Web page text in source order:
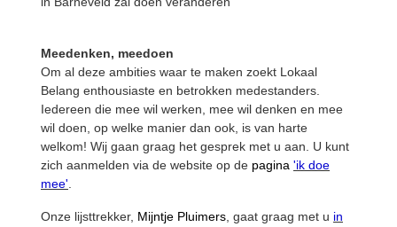
Meedenken, meedoen
Om al deze ambities waar te maken zoekt Lokaal
Belang enthousiaste en betrokken medestanders.
Iedereen die mee wil werken, mee wil denken en mee
wil doen, op welke manier dan ook, is van harte
welkom! Wij gaan graag het gesprek met u aan. U kunt
zich aanmelden via de website op de pagina 'ik doe
mee'.
Onze lijsttrekker, Mijntje Pluimers, gaat graag met u in